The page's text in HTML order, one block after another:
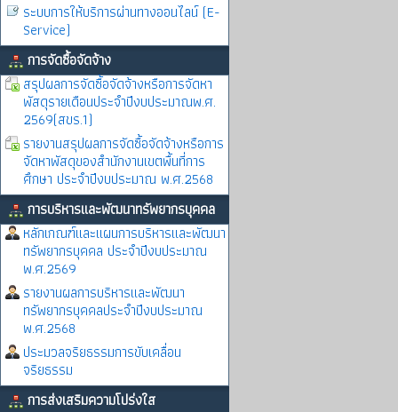
ระบบการให้บริการผ่านทางออนไลน์ (E-
Service)
การจัดซื้อจัดจ้าง
สรุปผลการจัดซื้อจัดจ้างหรือการจัดหา
พัสดุรายเดือนประจำปีงบประมาณพ.ศ.
2569(สขร.1)
รายงานสรุปผลการจัดซื้อจัดจ้างหรือการ
จัดหาพัสดุของสำนักงานเขตพื้นที่การ
ศึกษา ประจำปีงบประมาณ พ.ศ.2568
การบริหารและพัฒนาทรัพยากรบุคคล
หลักเกณฑ์และแผนการบริหารและพัฒนา
ทรัพยากรบุคคล ประจำปีงบประมาณ
พ.ศ.2569
รายงานผลการบริหารและพัฒนา
ทรัพยากรบุคคลประจำปีงบประมาณ
พ.ศ.2568
ประมวลจริยธรรมการขับเคลื่อน
จริยธรรม
การส่งเสริมความโปร่งใส